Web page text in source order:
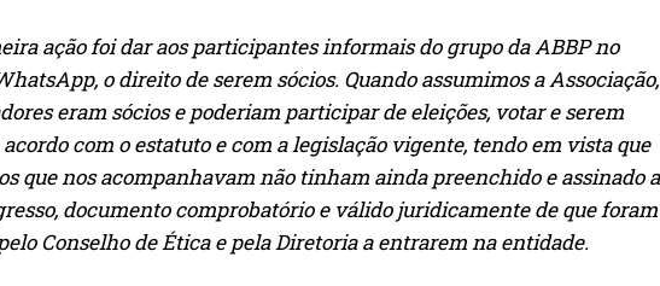
ação foi dar aos participantes informais do grupo da ABBP no
o direito de serem sócios. Quando assumimos a Associação,
eram sócios e poderiam participar de eleições, votar e serem
acordo com o estatuto e com a legislação vigente, tendo em vista que
que nos acompanhavam não tinham ainda preenchido e assinado a
documento comprobatório e válido juridicamente de que foram
Conselho de Ética e pela Diretoria a entrarem na entidade.